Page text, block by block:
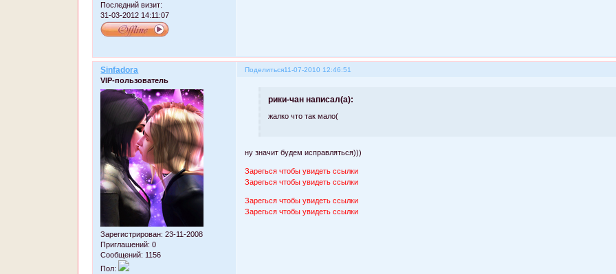
Последний визит:
31-03-2012 14:11:07
Поделиться11-07-2010 12:46:51
Sinfadora
VIP-пользователь
Зарегистрирован: 23-11-2008
Приглашений: 0
Сообщений: 1156
Пол:
рики-чан написал(а):
жалко что так мало(
ну значит будем исправляться)))
Зарегься чтобы увидеть ссылки
Зарегься чтобы увидеть ссылки
Зарегься чтобы увидеть ссылки
Зарегься чтобы увидеть ссылки